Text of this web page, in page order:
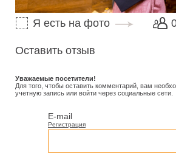
Я есть на фото
Оставить отзыв
Уважаемые посетители!
Для того, чтобы оставить комментарий, вам
учетную запись или войти через социальные сети.
E-mail
Регистрация